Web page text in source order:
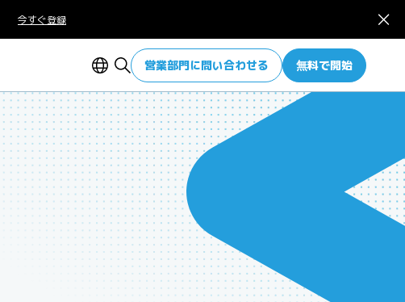
今すぐ登録
営業部門に問い合わせる 無料で開始